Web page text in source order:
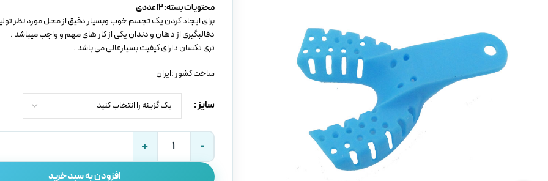
محتویات بسته: 12 عددی
برای ایجاد کردن یک تجسم خوب وبسیار دقیق از محل مورد نظر
دقالبگیری از دهان و دندان یکی از کار های مهم و واجب میباشد .
تری تکسان دارای کیفیت بسیارعالی می باشد .
ساخت کشور :ایران
سایز
افزودن به سبد خرید